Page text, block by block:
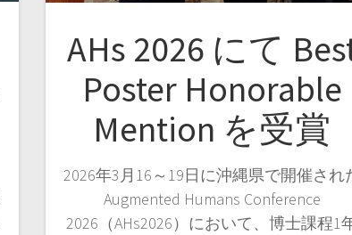
AHs 2026 にて
Poster Honorable
Mention を受賞
2026年3月16～19日に沖縄県で開催され
Augmented Humans Conference
2026（AHs2026）において、博士課程1